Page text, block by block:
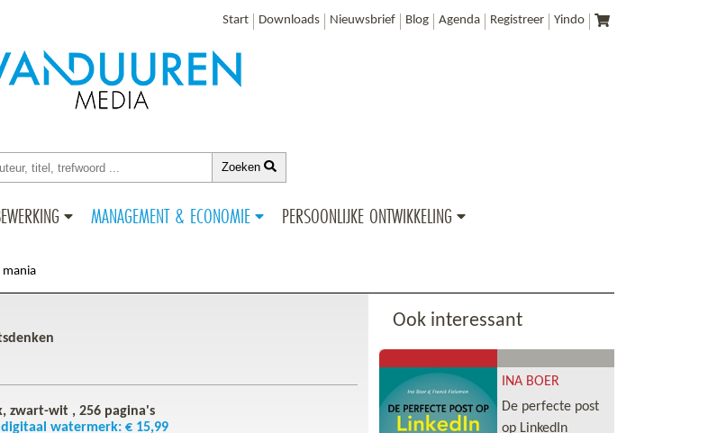
Start Downloads Nieuwsbrief Blog Agenda Registreer Yindo
Zoeken
MANAGEMENT & ECONOMIE PERSOONLIJKE ONTWIKKELING
zwart-wit , 256 pagina's
watermerk: € 15,99
Ook interessant
INA BOER
De perfecte post
op LinkedIn